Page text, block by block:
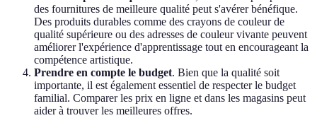
des fournitures de meilleure qualité peut s'avérer bénéfique.
Des produits durables comme des crayons de couleur de
qualité supérieure ou des adresses de couleur vivante peuvent
améliorer l'expérience d'apprentissage tout en encourageant la
compétence artistique.
Prendre en compte le budget. Bien que la qualité soit
importante, il est également essentiel de respecter le budget
familial. Comparer les prix en ligne et dans les magasins peut
aider à trouver les meilleures offres.